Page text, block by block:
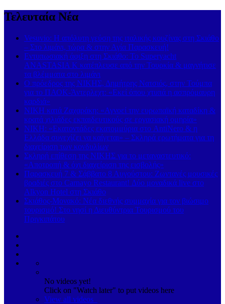
Τελευταία Νέα
Vesuvio: Η απόλυτη γεύση της ιταλικής κουζίνας στη Σκιάθο
– Στο λιμάνι, τώρα & στην Αγία Παρασκευή!
Εντυπωσιακή άφιξη στη Σκιάθο: Το Superyacht
ANASTASIA K κατέπλευσε από την Τουρκία & μαγνήτισε
τα βλέμματα στο λιμάνι
Ο πρόεδρος της ΝΙΚΗΣ, Δημήτρης Νατσιός, στην Τούμπα
για το ΠΑΟΚ-Άντερλεχτ: «Εκεί όπου χτυπά η ασπρόμαυρη
καρδιά»
ΝΙΚΗ κατά Ζαχαράκη: «Αγνοεί την ευρωπαϊκή καταδίκη &
κρατά χιλιάδες εκπαιδευτικούς σε εργασιακή ομηρία»
ΝΙΚΗ: «Εκατοντάδες εκατομμύρια στο AntiNero & η
Ελλάδα συνεχίζει να καίγεται» – Σκληρά ερωτήματα για τη
διαχείριση των κονδυλίων
Σκληρή επίθεση της ΝΙΚΗΣ για το μεταναστευτικό:
«Αποτροπή & όχι διαχείριση της εισβολής»
Παρασκευή 7 & Σάββατο 8 Αυγούστου: Ζωντανές μουσικές
βραδιές στο Carnayo Restaurant! Δύο μοναδικά live στο
Alkyon Hotel στη Σκιάθο
Σκιάθος-Μονακό: Νέα διεθνής συμμαχία για τον βιώσιμο
τουρισμό! Στο νησί η Διευθύντρια Τουρισμού του
Πριγκιπάτου
No videos yet!
Click on "Watch later" to put videos here
View all videos